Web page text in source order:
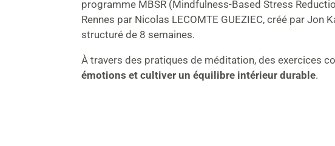
programme MBSR (Mindfulness-Based Stress
Rennes par Nicolas LECOMTE GUEZIEC, créé par
structuré de 8 semaines.
À travers des pratiques de méditation, des exercices
émotions et cultiver un équilibre intérieur durable.